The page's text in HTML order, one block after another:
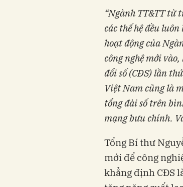
“Ngành TT&TT từ
các thế hệ đều
hoạt động của
công nghệ mới
đổi số (CĐS) lần
Việt Nam cũng là
tổng đài số trên
mạng bưu chính.
Tổng Bí thư
mới để công
khẳng định CĐS